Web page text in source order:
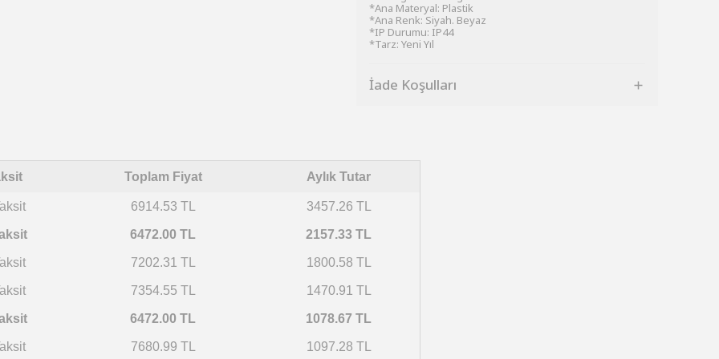
*Ana Materyal: Plastik
*Ana Renk: Siyah. Beyaz
*IP Durumu: IP44
*Tarz: Yeni Yıl
İade Koşulları
Toplam Fiyat Aylık Tutar
6914.53 TL 3457.26 TL
6472.00 TL 2157.33 TL
7202.31 TL 1800.58 TL
7354.55 TL 1470.91 TL
6472.00 TL 1078.67 TL
7680.99 TL 1097.28 TL